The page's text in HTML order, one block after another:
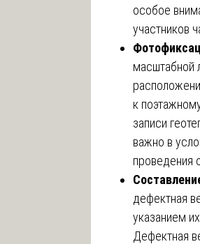
особое
участников
масштабной
к
записи
важно в
проведения
дефектная
указанием
Дефектная